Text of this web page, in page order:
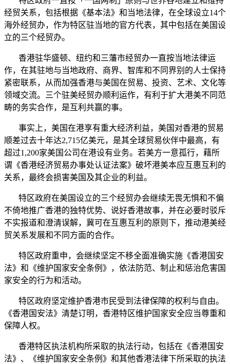
经贸关系，包括根据《基本法》和当地法律，在全球设立14个
海外经贸办，作为特区驻当地的官方代表，其中包括在美国设
立的三个经贸办。
香港驻华盛顿、纽约和三藩市经贸办一直按当地法律运
作，在其驻地与当地政府、商界、智库和不同界别的人士保持
紧密联系，从而加强香港与美国在贸易、投资、艺术、文化等
领域交流。三个驻美经贸办顺利运作，有利于扩大港美不同范
畴的务实合作，是互利共赢的事。
事实上，美国在港享有重大经济利益，美国对香港的贸易
顺差过去十年达2,715亿美元，是其全球贸易伙伴中最高，有
超过1,200家美国公司在港设有业务。若美方一意孤行，藉所
谓《香港经济贸易办事处认证法案》破坏港美本应互惠互利的
关系，最终会损害美国及其企业的利益。
特区政府在美国设立的三个经贸办会继续无畏无惧和不偏
不倚地推广香港的独特优势、说好香港故事，并在必要时驳斥
不实报道和澄清误解，冀可在互惠互利的原则下，推动港美经
贸关系发展和不同方面的合作。
特区政府重申，会继续坚定不移全面准确实施《香港国安
法》和《维护国家安全条例》，依法防范、制止和惩治危害国
家安全的行为和活动。
特区政府坚定维护香港市民受到法律保障的权利与自由。
《香港国安法》清楚订明，香港特区维护国家安全应当尊重和
保障人权。
香港特区执法机构所采取的执法行动，包括在《香港国安
法》、《维护国家安全条例》和其他香港法律下所采取的执法